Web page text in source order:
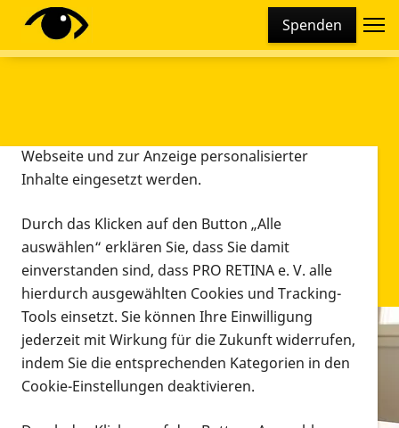
Spenden
Infomaterial
Infomaterial
Diese Webseite setzt verschiedene Cookies und
Tracking-Tools ein. Dies beinhaltet Cookies und
Webseite und zur Anzeige personalisierter
Inhalte eingesetzt werden.
Durch das Klicken auf den Button „Alle
auswählen“ erklären Sie, dass Sie damit
einverstanden sind, dass PRO RETINA e. V. alle
hierdurch ausgewählten Cookies und Tracking-
Tools einsetzt. Sie können Ihre Einwilligung
jederzeit mit Wirkung für die Zukunft widerrufen,
indem Sie die entsprechenden Kategorien in den
Cookie-Einstellungen deaktivieren.